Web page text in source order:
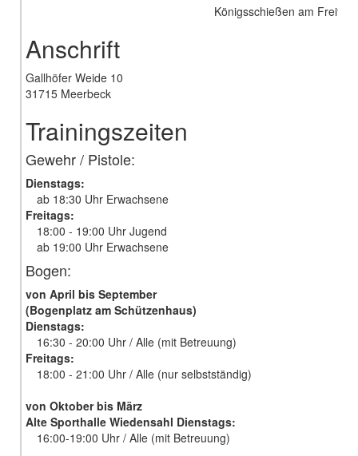
Königsschießen am Freitag
Anschrift
Gallhöfer Weide 10
31715 Meerbeck
Trainingszeiten
Gewehr / Pistole:
Dienstags:
ab 18:30 Uhr Erwachsene
Freitags:
18:00 - 19:00 Uhr Jugend
ab 19:00 Uhr Erwachsene
Bogen:
von April bis September
(Bogenplatz am Schützenhaus)
Dienstags:
16:30 - 20:00 Uhr / Alle (mit Betreuung)
Freitags:
18:00 - 21:00 Uhr / Alle (nur selbstständig)
von Oktober bis März
Alte Sporthalle Wiedensahl Dienstags:
16:00-19:00 Uhr / Alle (mit Betreuung)